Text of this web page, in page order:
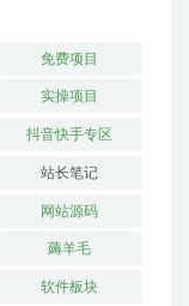
免费项目
实操项目
抖音快手专区
站长笔记
网站源码
薅羊毛
软件板块